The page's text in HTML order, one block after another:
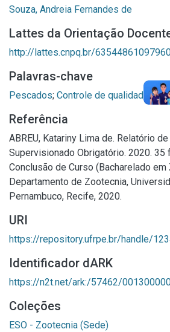
Souza, Andreia Fernandes de
Lattes da Orientação
http://lattes.cnpq.br/
Palavras-chave
Pescados; Controle de qualidade ;
Referência
ABREU, Katariny Lima de. Relatório
Supervisionado Obrigatório. 2020. 35
Conclusão de Curso (Bacharelado
Departamento de Zootecnia,
Pernambuco, Recife, 2020.
URI
https://repository.ufrpe.br/handle/
Identificador dARK
https://n2t.net/ark:/57462/
Coleções
ESO - Zootecnia (Sede)